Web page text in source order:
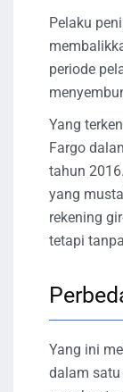
Pelaku
periode
Yang
Fargo
tahun
yang
rekening
tetapi
Yang ini
dalam satu